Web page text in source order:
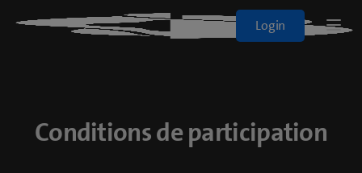
Blue+
Login
Films & Séries
Conditions de participation